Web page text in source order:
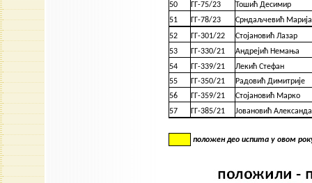
50
ГГ-75/23
Тошић Десимир
51
ГГ-78/23
Срндаљчевић Марија
52
ГГ-301/22
Стојановић Лазар
53
ГГ-330/21
Андрејић Немања
54
ГГ-339/21
Лекић Стефан
55
ГГ-350/21
Радовић Димитрије
56
ГГ-359/21
Стојановић Марко
57
ГГ-385/21 Јовановић
положен део испита у овом